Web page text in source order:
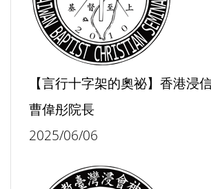
【言行十字架的奧祕】香港浸
曹偉彤院長
2025/06/06